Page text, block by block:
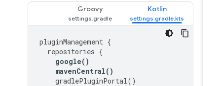
Kotlin
Groovy
pluginManagement
repositories
google
mavenCentral
gradlePluginPortal